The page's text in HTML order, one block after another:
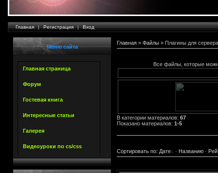
Главная | Регистрация | Вход
Меню сайта
Главная страница
Форум
Гостевая книга
Интересные статьи
Галерея
Видеоуроки по cs/css
Главная » Файлы » Плагины для
Все файлы, которые
В категории материалов: 67
Показано материалов: 1-5
Сортировать по: Дате · Названию ·